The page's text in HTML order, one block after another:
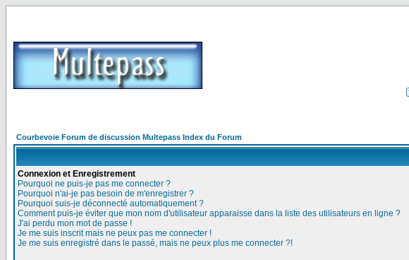
Courbevoie Forum de discussion Multepass Index du Forum
Connexion et Enregistrement
Pourquoi ne puis-je pas me connecter ?
Pourquoi n'ai-je pas besoin de m'enregistrer ?
Pourquoi suis-je déconnecté automatiquement ?
Comment puis-je éviter que mon nom d'utilisateur apparaisse dans la liste des utilisateurs en ligne ?
J'ai perdu mon mot de passe !
Je me suis inscrit mais ne peux pas me connecter !
Je me suis enregistré dans le passé, mais ne peux plus me connecter ?!